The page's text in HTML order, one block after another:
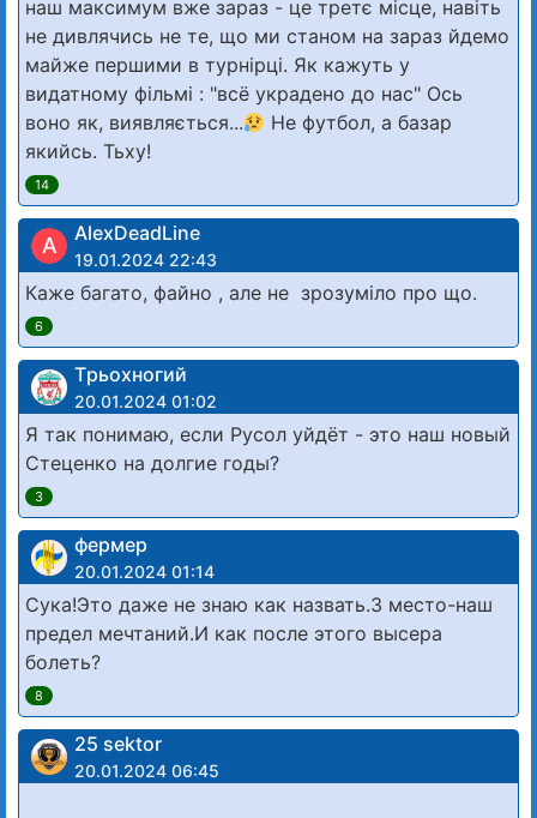
наш максимум вже зараз - це третє місце, навіть
не дивлячись не те, що ми станом на зараз йдемо
майже першими в турнірці. Як кажуть у
видатному фільмі : "всё украдено до нас" Ось
воно як, виявляється...
Не футбол, а базар
якийсь. Тьху!
14
A AlexDeadLine
19.01.2024 22:43
Каже багато, файно , але не зрозуміло про що.
6
Tрьохногий
20.01.2024 01:02
Я так понимаю, если Русол уйдёт - это наш новый
Стеценко на долгие годы?
3
фермер
20.01.2024 01:14
Сука!Это даже не знаю как назвать.3 место-наш
предел мечтаний.И как после этого высера
болеть?
8
25 sektor
20.01.2024 06:45